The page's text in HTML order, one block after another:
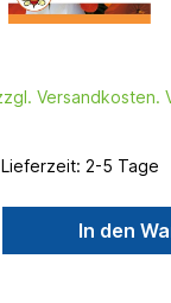
Versandkosten.
2-5 Tage
In den